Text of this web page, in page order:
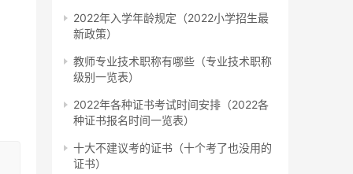
2022年入学年龄规定（2022小学招生最
新政策）
教师专业技术职称有哪些（专业技术职称
级别一览表）
2022年各种证书考试时间安排（2022各
种证书报名时间一览表）
十大不建议考的证书（十个考了也没用的
证书）